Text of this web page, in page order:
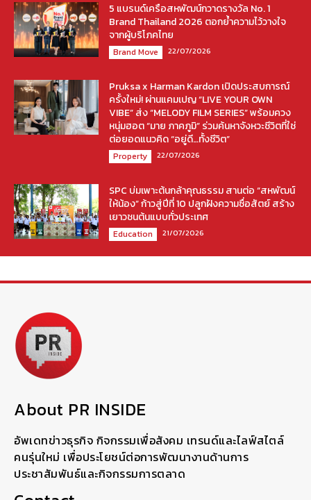
5 แบรนด์เครือสหพัฒน์กวาดรางวัล No. 1
Brand Thailand 2026 ตอกย้ำความไว้วางใจ
จากผู้บริโภคไทย
Brand Move 22/07/2026
Pruksa x Harman Kardon เปิดประสบการณ์
ครั้งใหม่! ผ่านแคมเปญ “LIVE YOUR OWN
VIBE” ส่ง “MELODY FILM SERIES” พร้อมควง
หนุ่มฮอต “มาย ภาคภูมิ” ร่วมค้นหาจังหวะชีวิตที่ใช่
ต่อยอดแนวคิด “อยู่ดี…ทั้งชีวิต”
Property 22/07/2026
SPC บ่มเพาะต้นกล้าคุณธรรม สานต่อ “สหพัฒน์
ให้น้อง” ก้าวสู่ปีที่ 10 ปลูกฝังความซื่อสัตย์ สร้าง
เยาวชนต้นแบบทั่วประเทศ
Education 21/07/2026
About PR INSIDE
อัพเดทข่าวธุรกิจ กิจกรรมเพื่อสังคม เทรนด์และไลฟ์สไตล์
คนรุ่นใหม่ เพื่อประโยชน์ต่อการพัฒนางานด้านการ
ประชาสัมพันธ์และกิจกรรมการตลาด